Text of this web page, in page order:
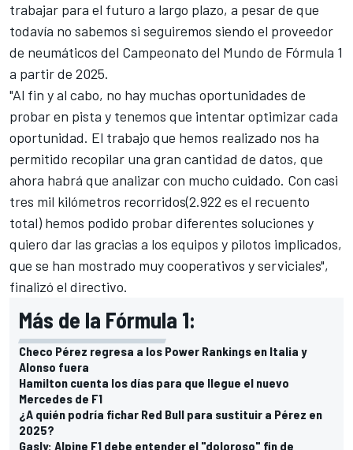
trabajar para el futuro a largo plazo, a pesar de que
todavía no sabemos si seguiremos siendo el proveedor
de neumáticos del Campeonato del Mundo de Fórmula 1
a partir de 2025.
"Al fin y al cabo, no hay muchas oportunidades de
probar en pista y tenemos que intentar optimizar cada
oportunidad. El trabajo que hemos realizado nos ha
permitido recopilar una gran cantidad de datos, que
ahora habrá que analizar con mucho cuidado. Con casi
tres mil kilómetros recorridos(2.922 es el recuento
total) hemos podido probar diferentes soluciones y
quiero dar las gracias a los equipos y pilotos implicados,
que se han mostrado muy cooperativos y serviciales",
finalizó el directivo.
Más de la Fórmula 1:
Checo Pérez regresa a los Power Rankings en Italia y
Alonso fuera
Hamilton cuenta los días para que llegue el nuevo
Mercedes de F1
¿A quién podría fichar Red Bull para sustituir a Pérez en
2025?
Gasly: Alpine F1 debe entender el "doloroso" fin de